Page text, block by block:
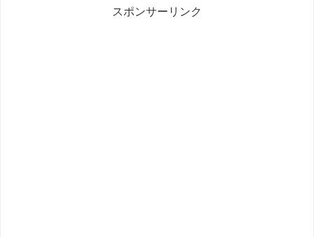
スポンサーリンク